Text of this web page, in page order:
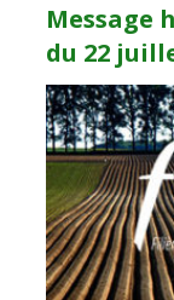
Message
du 22